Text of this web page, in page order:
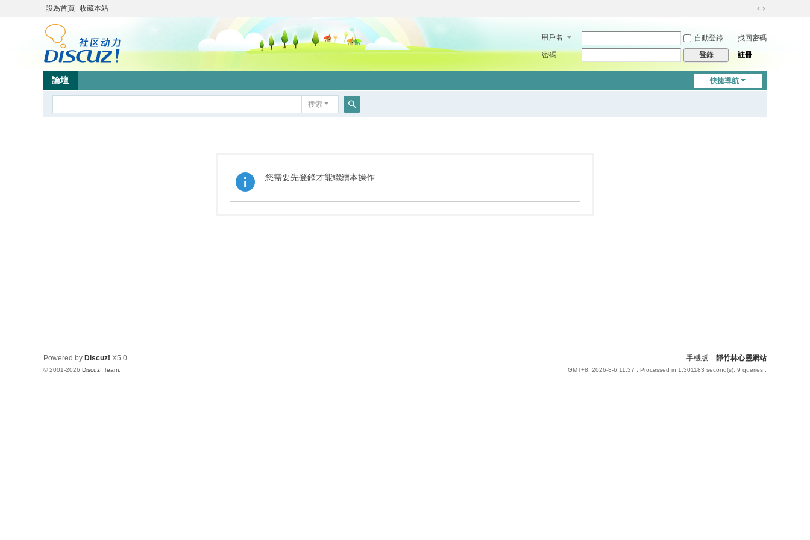
設為首頁 收藏本站
切
到
用戶名 自動登錄
找回密碼
密碼
登錄 註冊
快捷導航
論壇
搜索
您需要先登錄才能繼續本操作
手機版 靜竹林心靈網站
GMT+8, 2026-8-6 11:37 , Processed in 1.301183 second(s), 9 queries .
Powered by Discuz! X5.0
© 2001-2026 Discuz! Team